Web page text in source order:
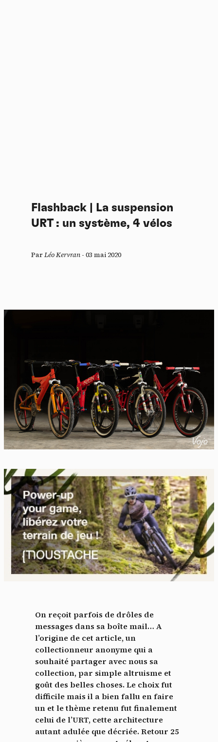
Flashback | La suspension
URT : un système, 4 vélos
ParLéo Kervran - 03 mai 2020
On reçoit parfois de drôles de
messages dans sa boîte mail… A
l’origine de cet article, un
collectionneur anonyme qui a
souhaité partager avec nous sa
collection, par simple altruisme et
goût des belles choses. Le choix fut
difficile mais il a bien fallu en faire
un et le thème retenu fut finalement
celui de l’URT, cette architecture
autant adulée que décriée.Retour 25